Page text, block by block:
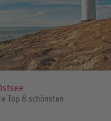
Top 8 schönsten